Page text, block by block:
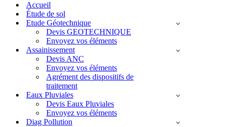
navigationAccueil
Étude de sol
Etude Géotechnique
Devis GEOTECHNIQUE
Envoyez vos éléments
Assainissement
Devis ANC
Envoyez vos éléments
Agrément des dispositifs de
traitement
Eaux Pluviales
Devis Eaux Pluviales
Envoyez vos éléments
Diag Pollution